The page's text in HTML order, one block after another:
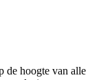
de hoogte van alle